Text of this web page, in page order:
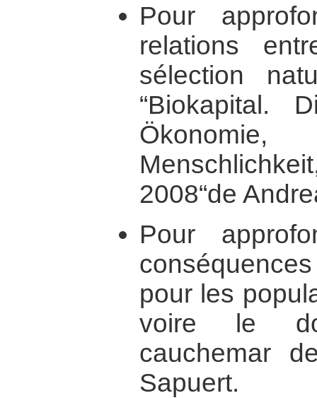
Pour
relations
sélection
“Biokapital.
2008“de
Pour
pour les
voire le
cauchemar
Sapuert.